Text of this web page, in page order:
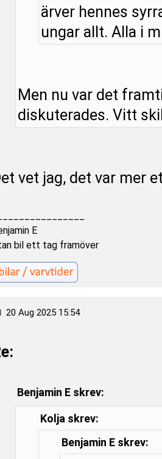
ärver hennes
ungar allt. Alla i
Men nu var det
diskuterades. Vitt
vet jag, det var mer
E
bil ett tag framöver
20 Aug 2025 15:54
Benjamin E skrev:
Kolja skrev:
Benjamin E skrev: